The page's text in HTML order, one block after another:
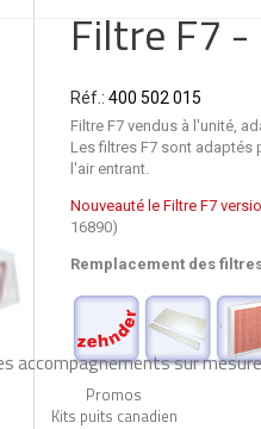
accompagnements sur
Promos
Kits puits canadien
Filtre F7
Réf.: 400 502 015
Filtre F7 vendus à l'unité,
Les filtres F7 sont adaptés
l'air entrant.
Nouveauté le Filtre F7
16890)
Remplacement des